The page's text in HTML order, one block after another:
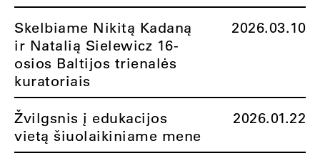
Skelbiame Nikitą Kadaną
ir Natalią Sielewicz 16-
osios Baltijos trienalės
kuratoriais
2026.03.10
Žvilgsnis į edukacijos
vietą šiuolaikiniame mene
2026.01.22